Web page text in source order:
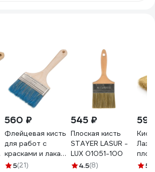
560 ₽
Флейцевая кисть
для работ с
красками и лаками
на водной основе
5(21)
545 ₽
Плоская кисть
STAYER LASUR -
LUX 01051-100
4.5(8) 5